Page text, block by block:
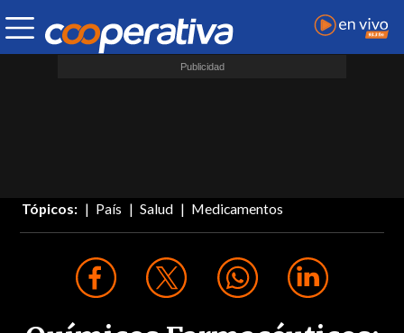
Tópicos: País Salud Medicamentos